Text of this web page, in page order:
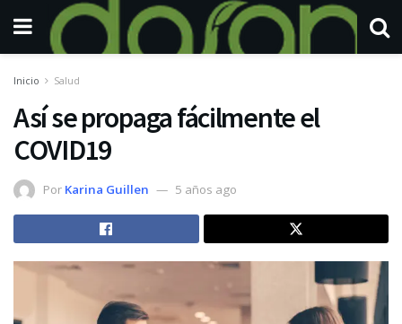
Inicio Salud
Así se propaga fácilmente el
COVID19
Por Karina Guillen 5 años ago